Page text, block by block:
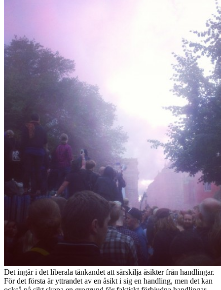
Det ingår i det liberala tänkandet att särskilja åsikter från handlingar.
För det första är yttrandet av en åsikt i sig en handling, men det kan